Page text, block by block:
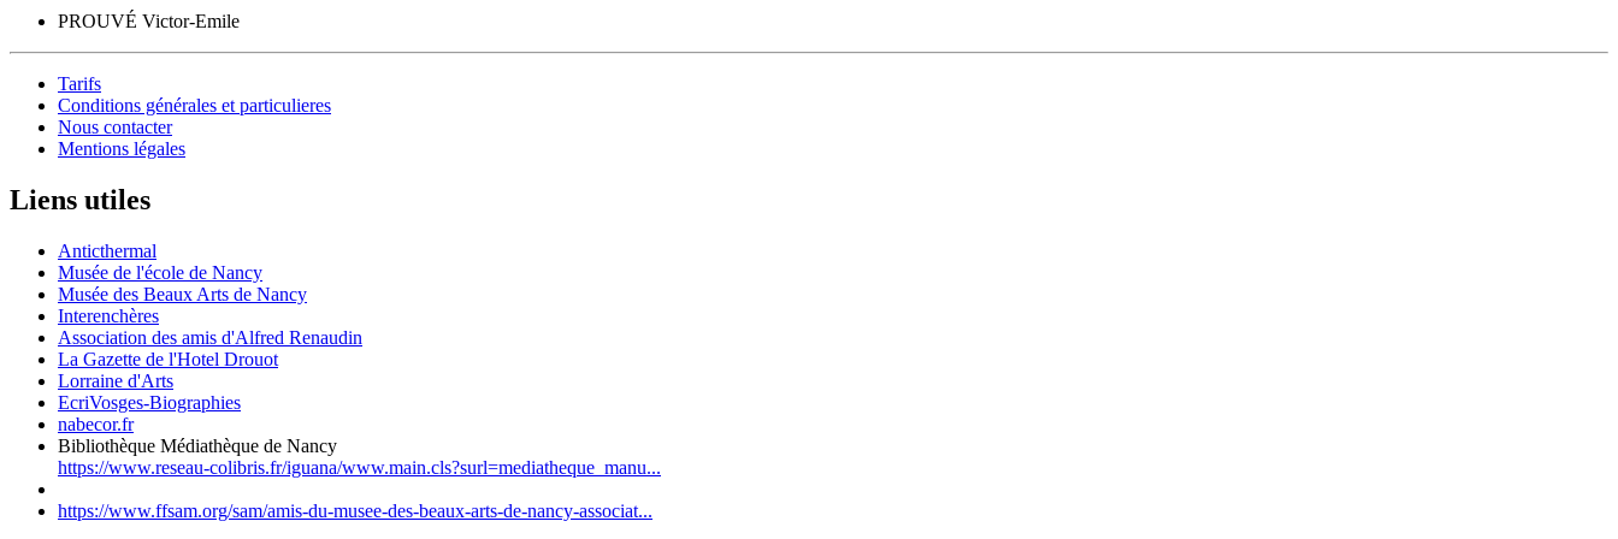
PROUVÉ Victor-Emile
Tarifs
Conditions générales et particulieres
Nous contacter
Mentions légales
Liens utiles
Anticthermal
Musée de l'école de Nancy
Musée des Beaux Arts de Nancy
Interenchères
Association des amis d'Alfred Renaudin
La Gazette de l'Hotel Drouot
Lorraine d'Arts
EcriVosges-Biographies
nabecor.fr
Bibliothèque Médiathèque de Nancy
https://www.reseau-colibris.fr/iguana/www.main.cls?surl=mediatheque_manu...
https://www.ffsam.org/sam/amis-du-musee-des-beaux-arts-de-nancy-associat...